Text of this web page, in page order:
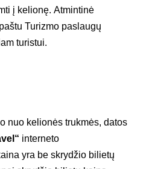
į kelionę. Atmintinė
Turizmo paslaugų
turistui.
nuo kelionės trukmės, datos
interneto
yra be skrydžio bilietų